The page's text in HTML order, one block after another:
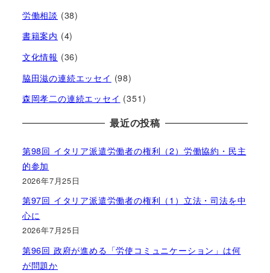
労働相談 (38)
書籍案内 (4)
文化情報 (36)
脇田滋の連続エッセイ (98)
森岡孝二の連続エッセイ (351)
最近の投稿
第98回 イタリア派遣労働者の権利（2）労働協約・民主
的参加
2026年7月25日
第97回 イタリア派遣労働者の権利（1）立法・司法を中
心に
2026年7月25日
第96回 政府が進める「労使コミュニケーション」は何
が問題か